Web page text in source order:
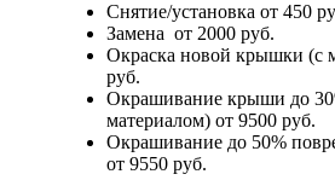
Снятие/установка от 450
Замена от 2000 руб.
Окраска новой крышки (с
руб.
Окрашивание крыши до
материалом) от 9500 руб.
Окрашивание до 50%
от 9550 руб.